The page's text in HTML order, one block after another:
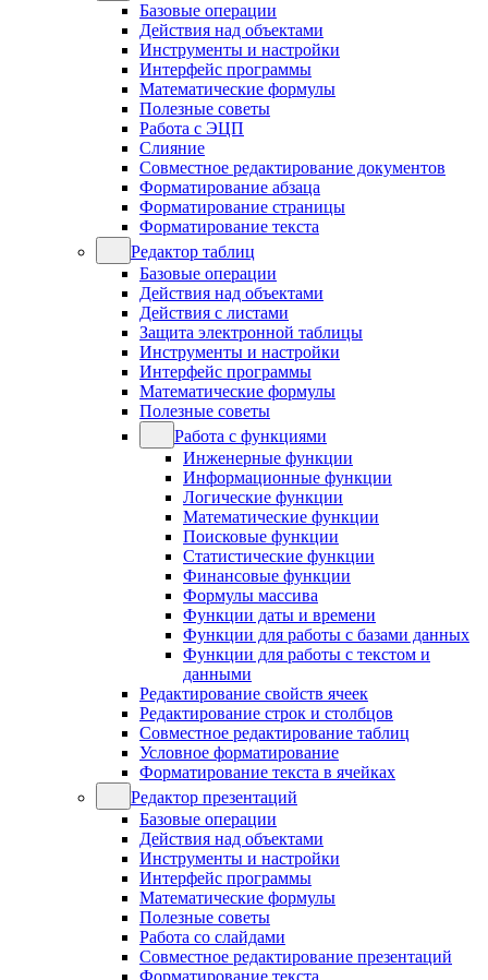
Базовые операции
Действия над объектами
Инструменты и настройки
Интерфейс программы
Математические формулы
Полезные советы
Работа с ЭЦП
Слияние
Совместное редактирование документов
Форматирование абзаца
Форматирование страницы
Форматирование текста
Редактор таблиц
Базовые операции
Действия над объектами
Действия с листами
Защита электронной таблицы
Инструменты и настройки
Интерфейс программы
Математические формулы
Полезные советы
Работа с функциями
Инженерные функции
Информационные функции
Логические функции
Математические функции
Поисковые функции
Статистические функции
Финансовые функции
Формулы массива
Функции даты и времени
Функции для работы с базами данных
Функции для работы с текстом и
данными
Редактирование свойств ячеек
Редактирование строк и столбцов
Совместное редактирование таблиц
Условное форматирование
Форматирование текста в ячейках
Редактор презентаций
Базовые операции
Действия над объектами
Инструменты и настройки
Интерфейс программы
Математические формулы
Полезные советы
Работа со слайдами
Совместное редактирование презентаций
Форматирование текста